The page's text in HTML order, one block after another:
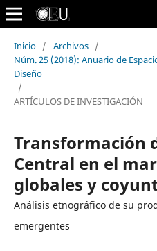
Inicio / Archivos /
Núm. 25 (2018): Anuario de
Diseño
/
ARTÍCULOS DE INVESTIGACIÓN
Transformación
Central en el
globales y
Análisis etnográfico de su
emergentes